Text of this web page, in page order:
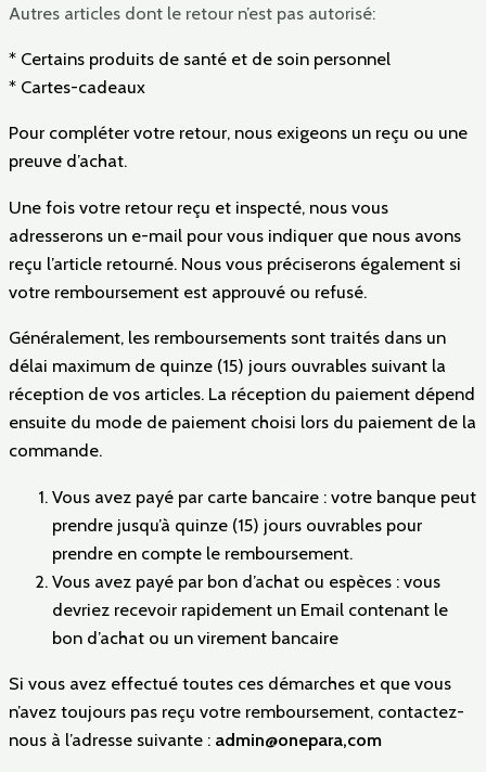
Autres articles dont le retour n’est pas autorisé:
* Certains produits de santé et de soin personnel
* Cartes-cadeaux
Pour compléter votre retour, nous exigeons un reçu ou une
preuve d’achat.
Une fois votre retour reçu et inspecté, nous vous
adresserons un e-mail pour vous indiquer que nous avons
reçu l’article retourné. Nous vous préciserons également si
votre remboursement est approuvé ou refusé.
Généralement, les remboursements sont traités dans un
délai maximum de quinze (15) jours ouvrables suivant la
réception de vos articles. La réception du paiement dépend
ensuite du mode de paiement choisi lors du paiement de la
commande.
Vous avez payé par carte bancaire : votre banque peut
prendre jusqu’à quinze (15) jours ouvrables pour
prendre en compte le remboursement.
Vous avez payé par bon d’achat ou espèces : vous
devriez recevoir rapidement un Email contenant le
bon d’achat ou un virement bancaire
Si vous avez effectué toutes ces démarches et que vous
n’avez toujours pas reçu votre remboursement, contactez-
nous à l’adresse suivante : admin@onepara,com